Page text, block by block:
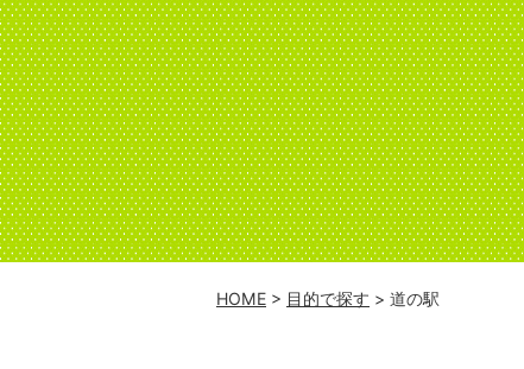
HOME > 目的で探す > 道の駅